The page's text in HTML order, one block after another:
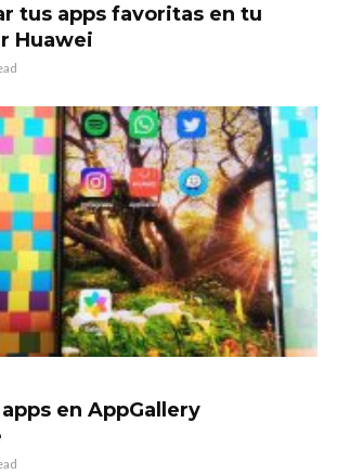
tus apps favoritas en tu
Huawei
en AppGallery